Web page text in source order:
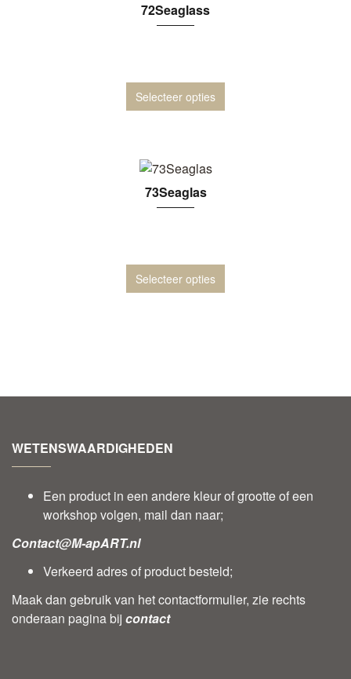
72Seaglass
Selecteer opties
73Seaglas
Selecteer opties
WETENSWAARDIGHEDEN
Een product in een andere kleur of grootte of een
workshop volgen, mail dan naar;
Contact@M-apART.nl
Verkeerd adres of product besteld;
Maak dan gebruik van het contactformulier, zie rechts
onderaan pagina bij contact